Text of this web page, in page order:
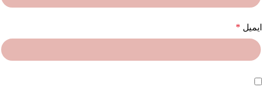
ایمیل *